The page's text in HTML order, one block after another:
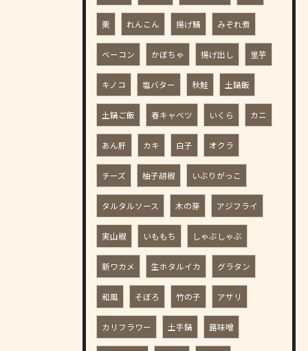
栗 れんこん 揚げ鯖 みぞれ煮
ベーコン かぼちゃ 揚げ出し 里芋
キノコ 塩バター 秋鮭 土鍋飯
土鍋ご飯 春キャベツ いくら カニ
あん肝 カキ 白子 オクラ
チーズ 柚子胡椒 いぶりがっこ
タルタルソース 木の芽 アジフライ
実山椒 いももち しゃぶしゃぶ
新ワカメ 生ホタルイカ グラタン
和風 そぼろ 竹の子 アサリ
カリフラワー 土手鍋 蕗味噌